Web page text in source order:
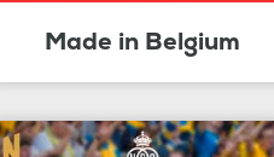
Made in Belgium